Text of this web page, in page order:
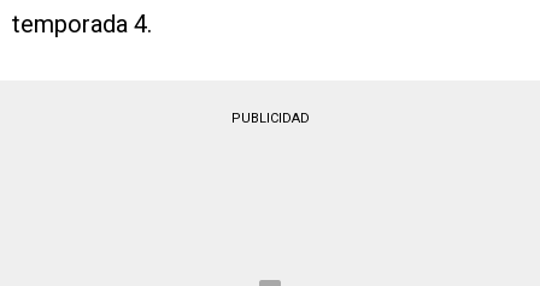
temporada 4.
PUBLICIDAD